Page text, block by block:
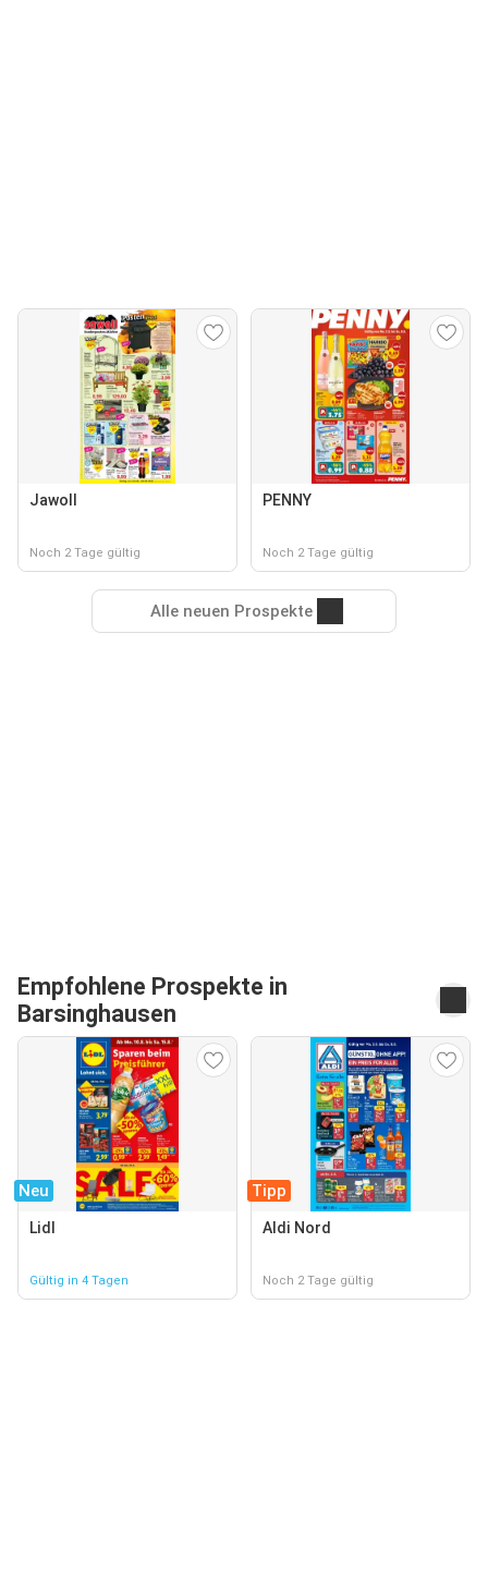
Jawoll
Noch 2 Tage gültig
PENNY
Noch 2 Tage gültig
Alle neuen Prospekte
Empfohlene Prospekte in
Barsinghausen
Neu
Lidl
Gültig in 4 Tagen
Tipp
Aldi Nord
Noch 2 Tage gültig